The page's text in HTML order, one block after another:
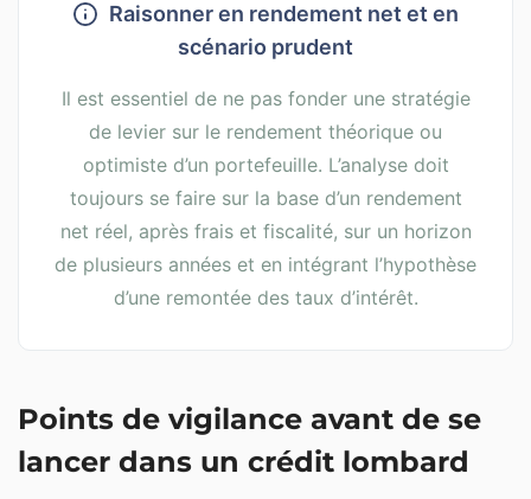
Raisonner en rendement net et en
scénario prudent
Il est essentiel de ne pas fonder une stratégie
de levier sur le rendement théorique ou
optimiste d’un portefeuille. L’analyse doit
toujours se faire sur la base d’un rendement
net réel, après frais et fiscalité, sur un horizon
de plusieurs années et en intégrant l’hypothèse
d’une remontée des taux d’intérêt.
Points de vigilance avant de se
lancer dans un crédit lombard